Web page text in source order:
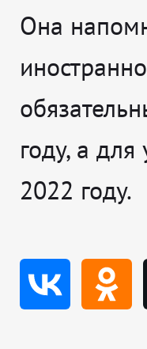
Она
году, а
2022 году.